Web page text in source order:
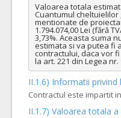
Valoarea totala
Cuantumul
mentionate de
1.794.074,00 Lei (fără
3,73%. Aceasta suma
estimata si va putea fi
contractului, daca vor
la art. 221 din Legea nr.
II.1.6) Informatii privind
Contractul este impartit
II.1.7) Valoarea totala